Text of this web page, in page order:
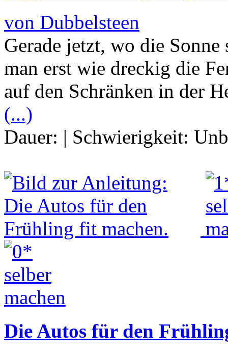
von Dubbelsteen
Gerade jetzt, wo die
man erst wie dreckig die
auf den Schränken in der
(...)
Dauer: | Schwierigkeit:
Die Autos für den